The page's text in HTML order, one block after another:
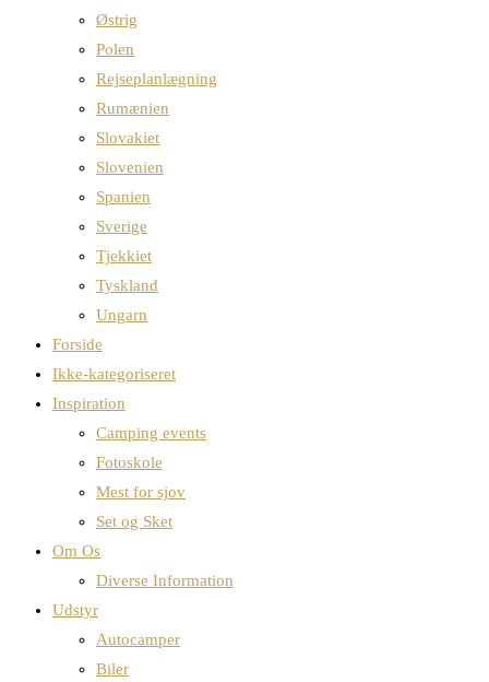
Østrig
Polen
Rejseplanlægning
Rumænien
Slovakiet
Slovenien
Spanien
Sverige
Tjekkiet
Tyskland
Ungarn
Forside
Ikke-kategoriseret
Inspiration
Camping events
Fotoskole
Mest for sjov
Set og Sket
Om Os
Diverse Information
Udstyr
Autocamper
Biler